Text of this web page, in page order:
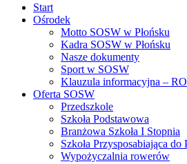
Start
Ośrodek
Motto SOSW w Płońsku
Kadra SOSW w Płońsku
Nasze dokumenty
Sport w SOSW
Klauzula informacyjna –
Oferta SOSW
Przedszkole
Szkoła Podstawowa
Branżowa Szkoła I Stopnia
Szkoła Przysposabiająca do
Wypożyczalnia rowerów